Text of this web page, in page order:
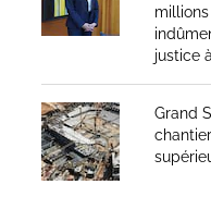
justice
Grand